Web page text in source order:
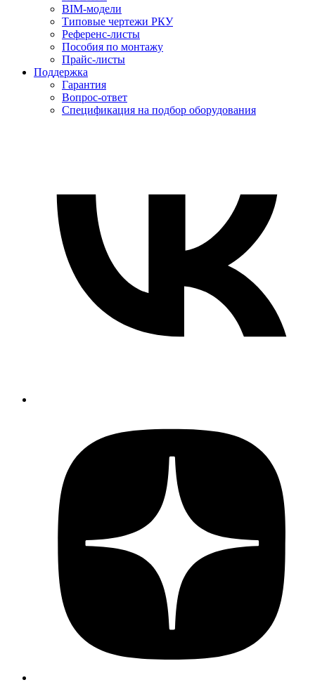
BIM-модели
Типовые чертежи РКУ
Референс-листы
Пособия по монтажу
Прайс-листы
Поддержка
Гарантия
Вопрос-ответ
Спецификация на подбор оборудования